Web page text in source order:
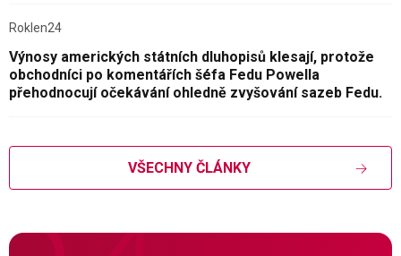
Roklen24
Výnosy amerických státních dluhopisů klesají, protože
obchodníci po komentářích šéfa Fedu Powella
přehodnocují očekávání ohledně zvyšování sazeb Fedu.
VŠECHNY ČLÁNKY